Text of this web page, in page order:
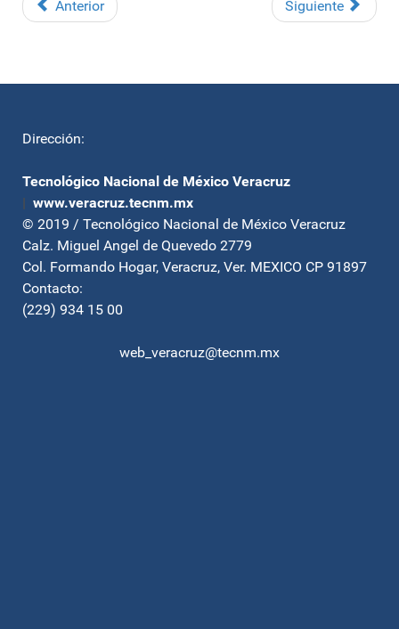
Anterior Siguiente
Dirección:
Tecnológico Nacional de México Veracruz
| www.veracruz.tecnm.mx
© 2019 / Tecnológico Nacional de México Veracruz
Calz. Miguel Angel de Quevedo 2779
Col. Formando Hogar, Veracruz, Ver. MEXICO CP 91897
Contacto:
(229) 934 15 00
web_veracruz@tecnm.mx